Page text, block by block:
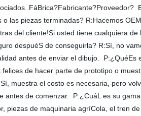
o las piezas terminadas? R:Hacemos
del cliente!Si usted tiene cualquiera
despuéS de conseguirla? R:Sí, no
antes de enviar el dibujo.
de hacer parte de prototipo o
muestra el costo es necesaria, pero
antes de comenzar. P:¿CuáL es su
piezas de maquinaria agríCola, el tren